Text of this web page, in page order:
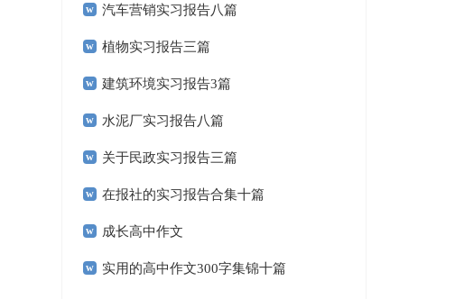
汽车营销实习报告八篇
植物实习报告三篇
建筑环境实习报告3篇
水泥厂实习报告八篇
关于民政实习报告三篇
在报社的实习报告合集十篇
成长高中作文
实用的高中作文300字集锦十篇